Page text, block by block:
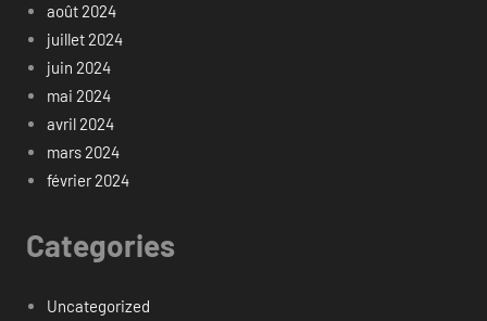
août 2024
juillet 2024
juin 2024
mai 2024
avril 2024
mars 2024
février 2024
Categories
Uncategorized